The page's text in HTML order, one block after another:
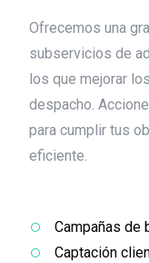
Ofrecemos una
subservicios de
los que mejorar
despacho.
para cumplir tus
eficiente.
Campañas de
Captación